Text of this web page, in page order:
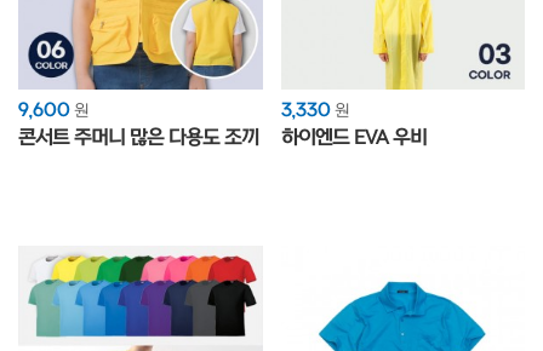
9,600 원
콘서트 주머니 많은 다용도 조끼
3,330 원
하이엔드 EVA 우비